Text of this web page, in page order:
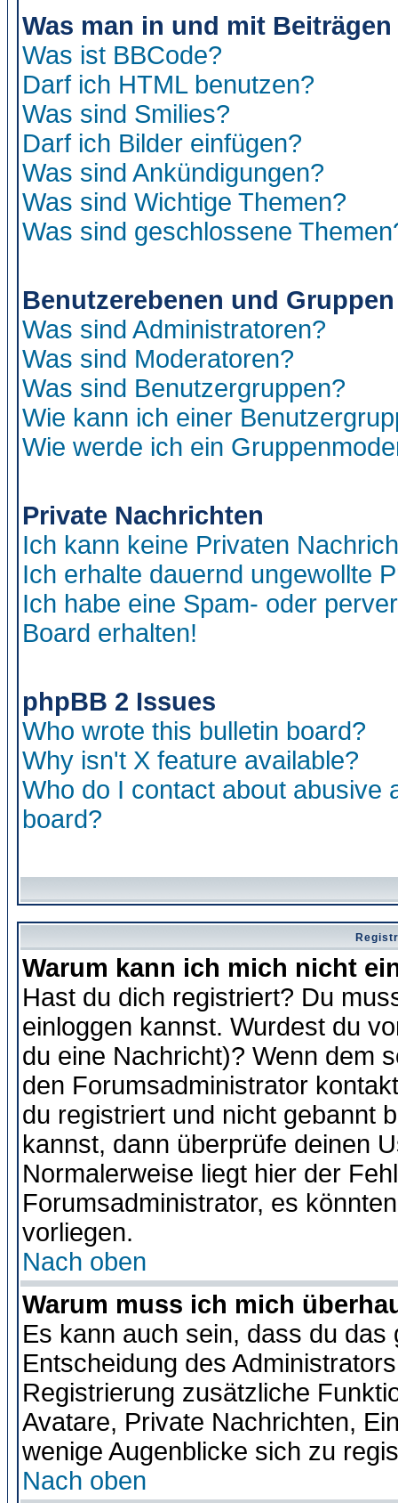
Was man in und mit
Was ist BBCode?
Darf ich HTML benutzen?
Was sind Smilies?
Darf ich Bilder einfügen?
Was sind Ankündigungen?
Was sind Wichtige Themen?
Was sind geschlossene
Benutzerebenen und Gruppen
Was sind Administratoren?
Was sind Moderatoren?
Was sind Benutzergruppen?
Wie kann ich einer
Wie werde ich ein
Private Nachrichten
Ich kann keine Privaten
Ich erhalte dauernd ungewollte
Ich habe eine Spam- oder
Board erhalten!
phpBB 2 Issues
Who wrote this bulletin board?
Why isn't X feature available?
Who do I contact about abusive
board?
Warum kann ich mich nicht
Hast du dich registriert? Du
einloggen kannst. Wurdest du
du eine Nachricht)? Wenn dem
den Forumsadministrator
du registriert und nicht gebannt
kannst, dann überprüfe deinen
Normalerweise liegt hier der
Forumsadministrator, es
vorliegen.
Nach oben
Warum muss ich mich
Es kann auch sein, dass du
Entscheidung des
Registrierung zusätzliche
Avatare, Private Nachrichten,
wenige Augenblicke sich zu
Nach oben